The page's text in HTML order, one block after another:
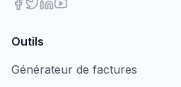
Outils
Générateur de factures